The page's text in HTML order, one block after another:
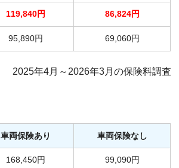
119,840円 86,824円
95,890円 69,060円
2025年4月～2026年3月の保険料調査
車両保険あり 車両保険なし
168,450円 99,090円